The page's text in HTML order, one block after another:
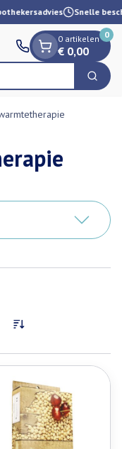
Snelle
Zoek
0 artikelen
€ 0,00
0